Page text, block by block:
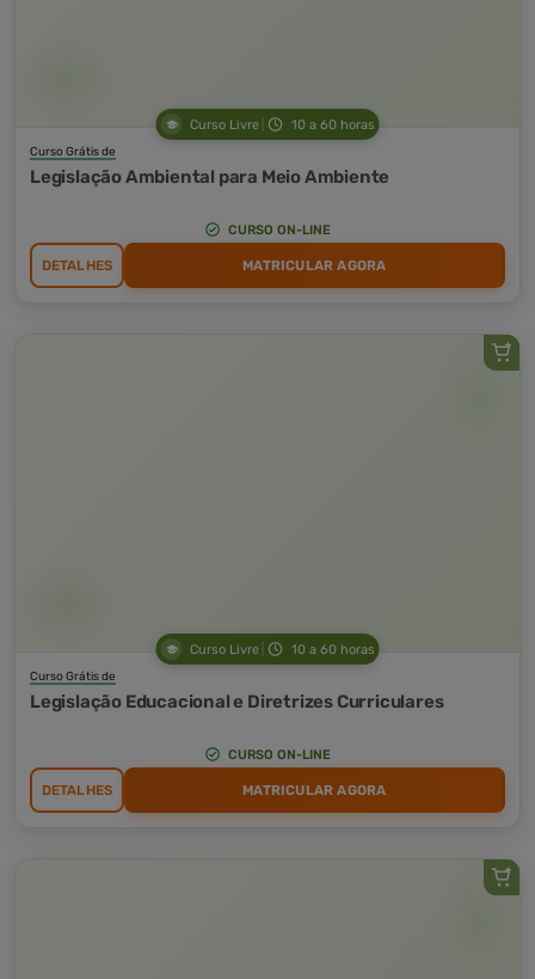
Curso Livre 10 a 60 horas
Curso Grátis de
Legislação Ambiental para Meio Ambiente
CURSO ON-LINE
DETALHES MATRICULAR AGORA
Curso Livre 10 a 60 horas
Curso Grátis de
Legislação Educacional e Diretrizes Curriculares
CURSO ON-LINE
DETALHES MATRICULAR AGORA